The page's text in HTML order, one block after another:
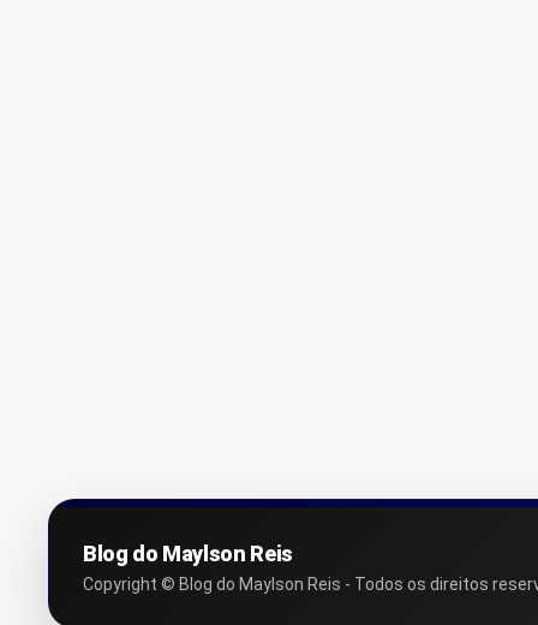
Blog do Maylson Reis
Copyright © Blog do Maylson Reis - Todos os direitos